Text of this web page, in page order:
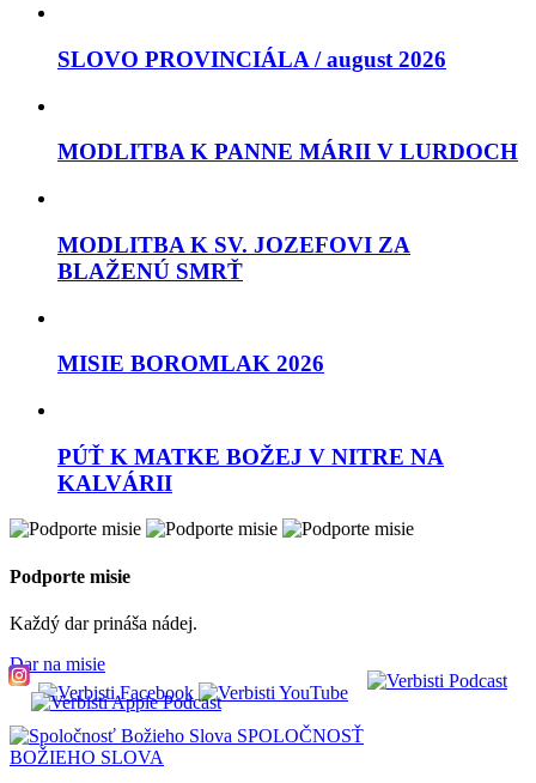
SLOVO PROVINCIÁLA / august 2026
MODLITBA K PANNE MÁRII V LURDOCH
MODLITBA K SV. JOZEFOVI ZA
BLAŽENÚ SMRŤ
MISIE BOROMLAK 2026
PÚŤ K MATKE BOŽEJ V NITRE NA
KALVÁRII
Podporte misie
Každý dar prináša nádej.
Dar na misie
SPOLOČNOSŤ
BOŽIEHO SLOVA